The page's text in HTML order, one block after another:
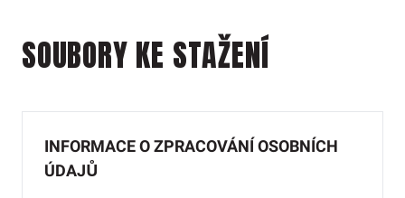
SOUBORY KE STAŽENÍ
INFORMACE O ZPRACOVÁNÍ OSOBNÍCH
ÚDAJŮ